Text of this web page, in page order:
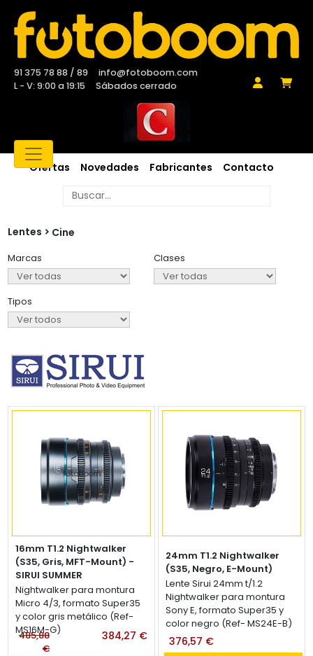
91 375 78 88 / 89
info@fotoboom.com
L - V: 9:00 a 19:15
Sábados cerrado
Ofertas Novedades Fabricantes Contacto
Lentes Cine
Marcas Clases
Tipos
16mm T1.2 Nightwalker
(S35, Gris, MFT-Mount) -
SIRUI SUMMER
Lente Sirui 16mm t/1.2
Nightwalker para montura
Micro 4/3, formato Super35
y color gris metálico (Ref-
MS16M-G)
485,88
€
384,27 €
24mm T1.2 Nightwalker
(S35, Negro, E-Mount)
Lente Sirui 24mm t/1.2
Nightwalker para montura
Sony E, formato Super35 y
color negro (Ref- MS24E-B)
376,57 €